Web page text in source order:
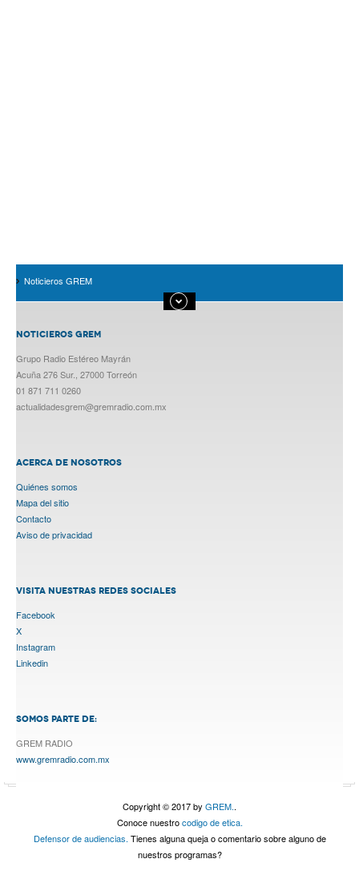
Noticieros GREM
NOTICIEROS GREM
Grupo Radio Estéreo Mayrán
Acuña 276 Sur., 27000 Torreón
01 871 711 0260
actualidadesgrem@gremradio.com.mx
ACERCA DE NOSOTROS
Quiénes somos
Mapa del sitio
Contacto
Aviso de privacidad
VISITA NUESTRAS REDES SOCIALES
Facebook
X
Instagram
Linkedin
SOMOS PARTE DE:
GREM RADIO
www.gremradio.com.mx
Copyright © 2017 by GREM..
Conoce nuestrocodigo de etica.
Defensor de audiencias. Tienes alguna queja o comentario sobre alguno de
nuestros programas?